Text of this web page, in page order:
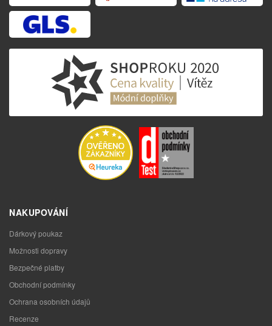
NAKUPOVÁNÍ
Dárkový poukaz
Možnosti dopravy
Bezpečné platby
Obchodní podmínky
Ochrana osobních údajů
Recenze